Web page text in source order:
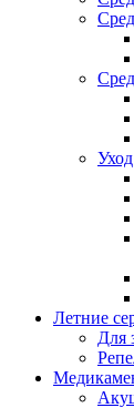
Летние
Для